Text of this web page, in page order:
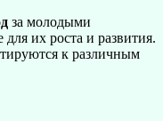
за молодыми
их роста и развития.
к различным